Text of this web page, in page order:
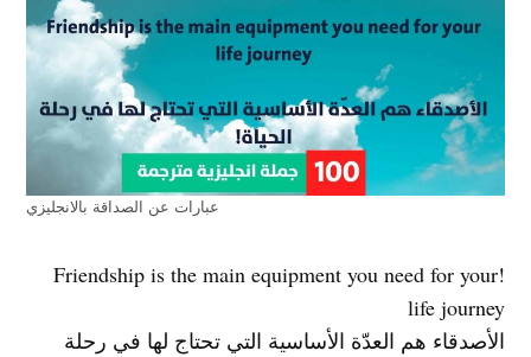
عبارات عن الصداقة بالانجليزي
!Friendship is the main equipment you need for your
life journey
الأصدقاء هم العدّة الأساسية التي تحتاج لها في رحلة